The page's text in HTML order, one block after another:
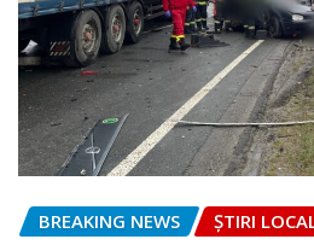
BREAKING NEWS ȘTIRI